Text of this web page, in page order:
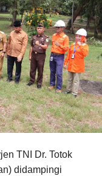
TNI Dr. Totok
didampingi